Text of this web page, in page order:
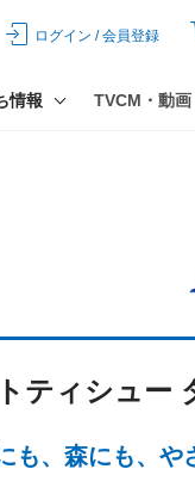
情報 TVCM・動画
ログイン / 会員登録
ティシュー
も、森にも、や